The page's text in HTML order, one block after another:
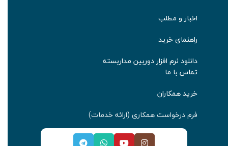
اخبار و مطلب
راهنمای خرید
دانلود نرم افزار دوربین مداربسته
تماس با ما
خرید همکاران
فرم درخواست همکاری (ارائه خدمات)